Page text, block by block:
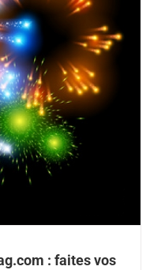
: faites vos